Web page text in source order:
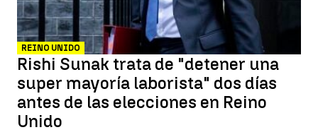
REINO UNIDO
Rishi Sunak trata de "detener una
super mayoría laborista" dos días
antes de las elecciones en Reino
Unido